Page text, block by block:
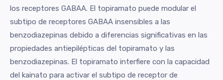
los receptores GABAA. El topiramato puede modular el
subtipo de receptores GABAA insensibles a las
benzodiazepinas debido a diferencias significativas en las
propiedades antiepilépticas del topiramato y las
benzodiazepinas. El topiramato interfiere con la capacidad
del kainato para activar el subtipo de receptor de